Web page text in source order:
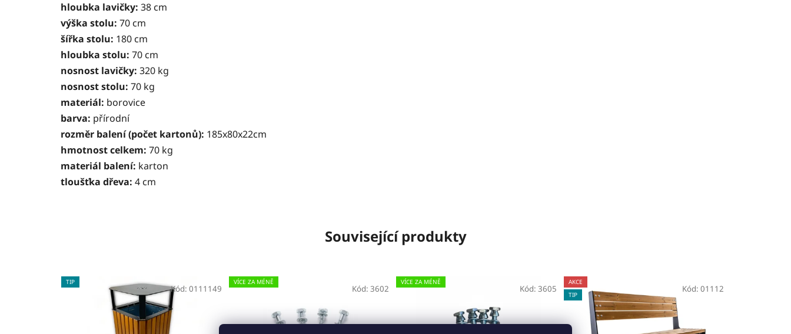
hloubka lavičky: 38 cm
výška stolu: 70 cm
šířka stolu: 180 cm
hloubka stolu: 70 cm
nosnost lavičky: 320 kg
nosnost stolu: 70 kg
materiál: borovice
barva: přírodní
rozměr balení (počet kartonů): 185x80x22cm
hmotnost celkem: 70 kg
materiál balení: karton
tloušťka dřeva: 4 cm
Související produkty
TIP
Kód: 0111149
VÍCE ZA MÉNĚ
Kód: 3602
VÍCE ZA MÉNĚ
Kód: 3605
AKCE
TIP
Kód: 01112